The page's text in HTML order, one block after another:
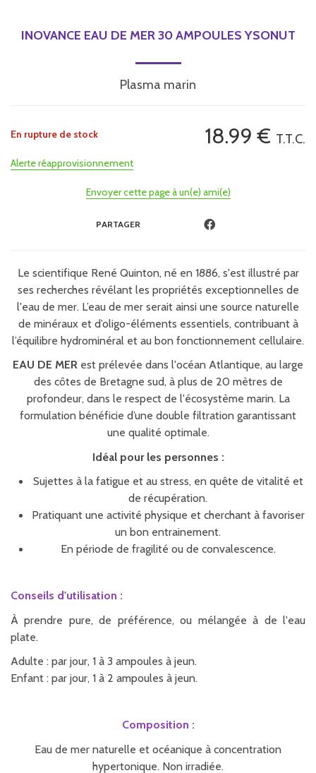
INOVANCE EAU DE MER 30 AMPOULES YSONUT
Plasma marin
18.99 € T.T.C.
En rupture de stock
Alerte réapprovisionnement
Envoyer cette page à un(e) ami(e)
PARTAGER
Le scientifique René Quinton, né en 1886, s'est illustré par
ses recherches révélant les propriétés exceptionnelles de
l'eau de mer. L’eau de mer serait ainsi une source naturelle
de minéraux et d’oligo-éléments essentiels, contribuant à
l’équilibre hydrominéral et au bon fonctionnement cellulaire.
EAU DE MER est prélevée dans l'océan Atlantique, au large
des côtes de Bretagne sud, à plus de 20 mètres de
profondeur, dans le respect de l'écosystème marin. La
formulation bénéficie d’une double filtration garantissant
une qualité optimale.
Idéal pour les personnes :
Sujettes à la fatigue et au stress, en quête de vitalité et
de récupération.
Pratiquant une activité physique et cherchant à favoriser
un bon entrainement.
En période de fragilité ou de convalescence.
Conseils d'utilisation :
À prendre pure, de préférence, ou mélangée à de l'eau
plate.
Adulte : par jour, 1 à 3 ampoules à jeun.
Enfant : par jour, 1 à 2 ampoules à jeun.
Composition :
Eau de mer naturelle et océanique à concentration
hypertonique. Non irradiée.